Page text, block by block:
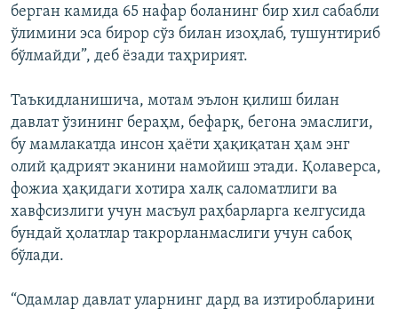
берган камида 65 нафар боланинг бир хил сабабли
ўлимини эса бирор сўз билан изоҳлаб, тушунтириб
бўлмайди”, деб ёзади таҳририят.
Таъкидланишича, мотам эълон қилиш билан
давлат ўзининг бераҳм, бефарқ, бегона эмаслиги,
бу мамлакатда инсон ҳаёти ҳақиқатан ҳам энг
олий қадрият эканини намойиш этади. Қолаверса,
фожиа ҳақидаги хотира халқ саломатлиги ва
хавфсизлиги учун масъул раҳбарларга келгусида
бундай ҳолатлар такрорланмаслиги учун сабоқ
бўлади.
“Одамлар давлат уларнинг дард ва изтиробларини